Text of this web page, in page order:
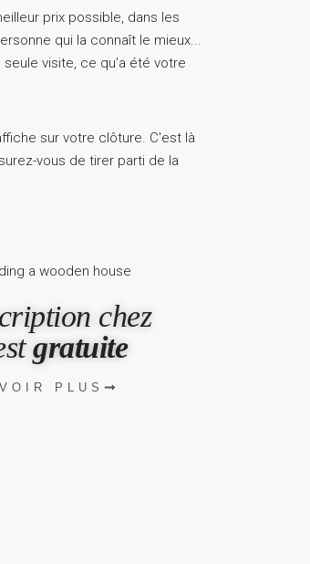
prix possible, dans les
qui la connaît le mieux...
visite, ce qu'a été votre
sur votre clôture. C'est là
vous de tirer parti de la
chez
gratuite
PLUS